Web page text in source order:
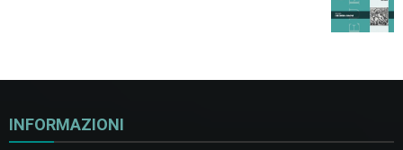
INFORMAZIONI